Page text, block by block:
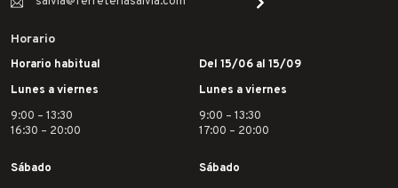
Horario
Horario habitual
Lunes a viernes
9:00 – 13:30
16:30 – 20:00
Sábado
Del 15/06 al 15/09
Lunes a viernes
9:00 – 13:30
17:00 – 20:00
Sábado